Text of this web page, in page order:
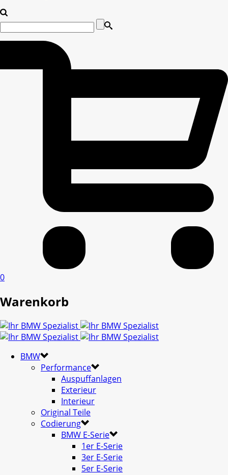
0
Warenkorb
BMW
Performance
Auspuffanlagen
Exterieur
Interieur
Original Teile
Codierung
BMW E-Serie
1er E-Serie
3er E-Serie
5er E-Serie